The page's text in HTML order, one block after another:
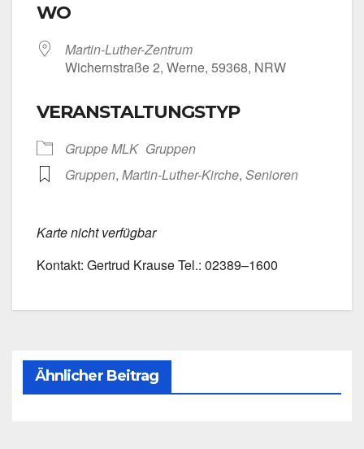
WO
Martin-Luther-Zentrum
Wichern­stra­ße 2, Wer­ne, 59368, NRW
VERANSTALTUNGSTYP
Grup­pe MLK Grup­pen
Grup­pen, Martin-Luther-Kirche, Senio­ren
Kar­te nicht ver­füg­bar
Kon­takt: Ger­trud Krau­se Tel.: 02389–1600
Ähnlicher Beitrag